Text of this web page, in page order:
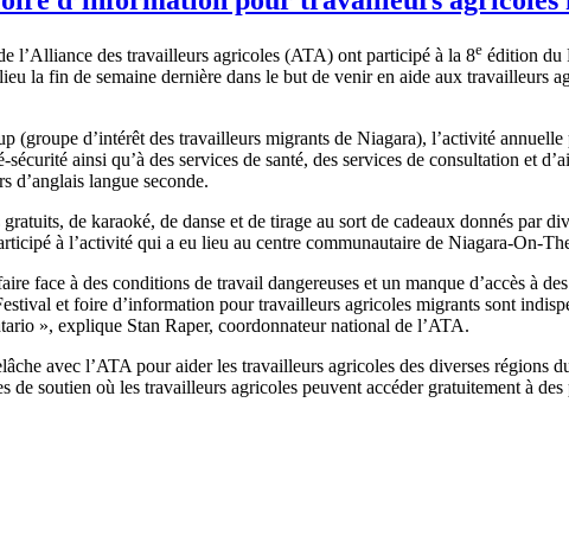
l’Alliance des travailleurs agricoles (ATA) ont participé à la 8e édition du
la fin de semaine dernière dans le but de venir en aide aux travailleurs
d’intérêt des travailleurs migrants de Niagara), l’activité
ainsi qu’à des services de santé, des services de consultation et
d’anglais langue seconde.
de karaoké, de danse et de tirage au sort de cadeaux donnés par
à l’activité qui a eu lieu au centre communautaire de Niagara-On-
face à des conditions de travail dangereuses et un manque d’accès à
et foire d’information pour travailleurs agricoles migrants sont
», explique Stan Raper, coordonnateur national de l’ATA.
avec l’ATA pour aider les travailleurs agricoles des diverses régions
de soutien où les travailleurs agricoles peuvent accéder gratuitement à